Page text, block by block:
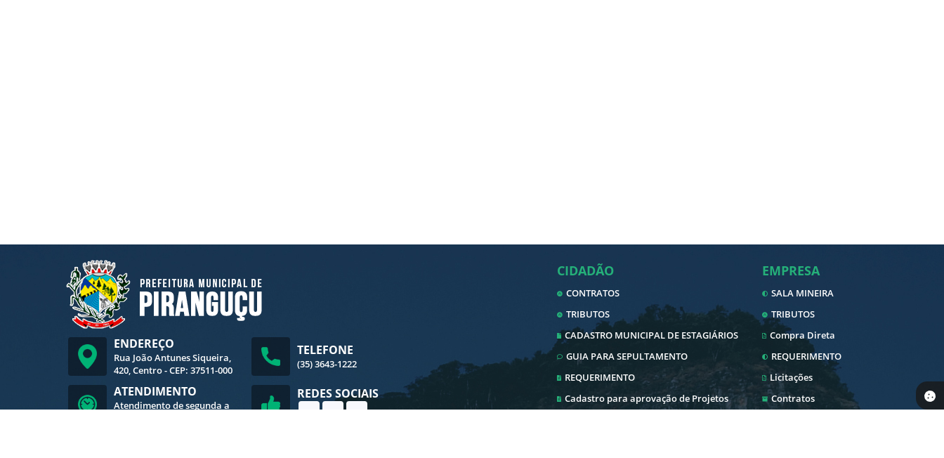
ENDEREÇO
Rua João Antunes Siqueira,
420, Centro - CEP: 37511-000
TELEFONE
(35) 3643-1222
ATENDIMENTO
Atendimento de segunda a
REDES SOCIAIS
CIDADÃO
CONTRATOS
TRIBUTOS
CADASTRO MUNICIPAL DE ESTAGIÁRIOS
GUIA PARA SEPULTAMENTO
REQUERIMENTO
Cadastro para aprovação de Projetos
EMPRESA
SALA MINEIRA
TRIBUTOS
Compra Direta
REQUERIMENTO
Licitações
Contratos